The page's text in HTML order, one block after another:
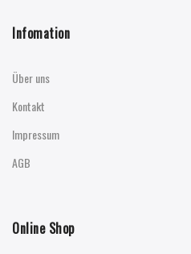
Infomation
Über uns
Kontakt
Impressum
AGB
Online Shop